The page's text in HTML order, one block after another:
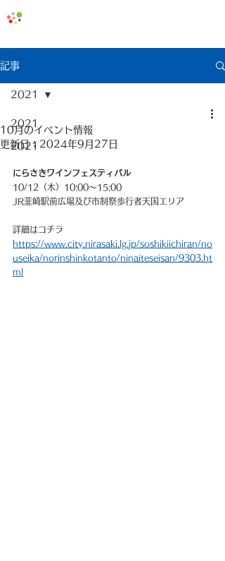
記事
2021
2021
2021
10月のイベント情報
更新日： 2024年9月27日
にらさきワインフェスティバル
10/12（木）10:00〜15:00
JR韮崎駅前広場及び市制祭歩行者天国エリア
詳細はコチラ
https://www.city.nirasaki.lg.jp/soshikiichiran/no
useika/norinshinkotanto/ninaiteseisan/9303.ht
ml